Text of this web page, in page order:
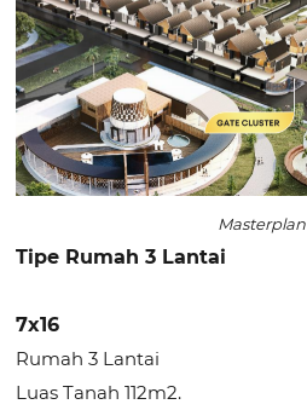
Masterplan
Tipe Rumah 3 Lantai
7x16
Rumah 3 Lantai
Luas Tanah 112m2.